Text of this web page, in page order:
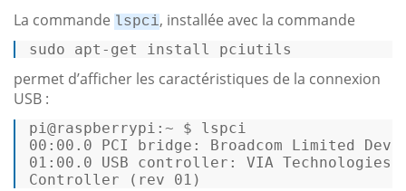
La commande lspci, installée avec la commande
sudo apt- get install pciutils
permet d’afficher les caractéristiques de la connexion
USB :
pi@raspberrypi:~ $ lspci
00:00.0 PCI bridge: Broadcom Limited
01:00.0 USB controller: VIA
Controller (rev 01)